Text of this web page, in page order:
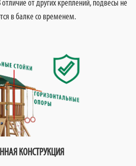
от других креплений, подвесы не
в балке со временем.
КОНСТРУКЦИЯ